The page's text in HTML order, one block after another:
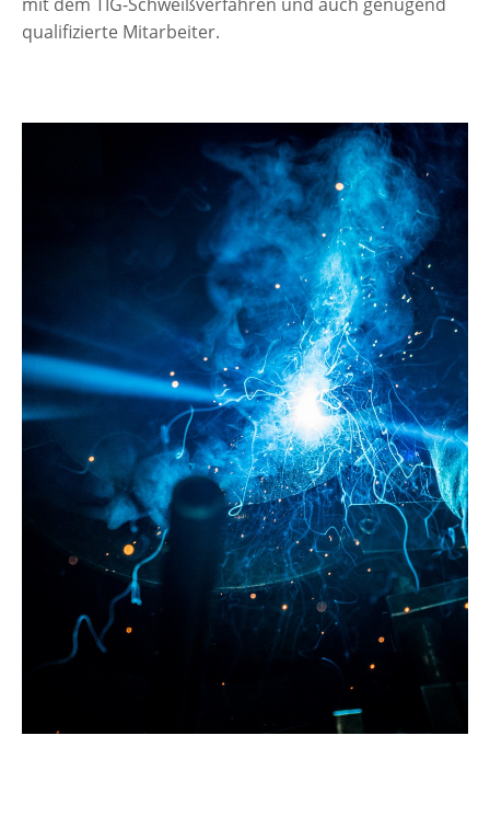
qualifizierte Mitarbeiter.